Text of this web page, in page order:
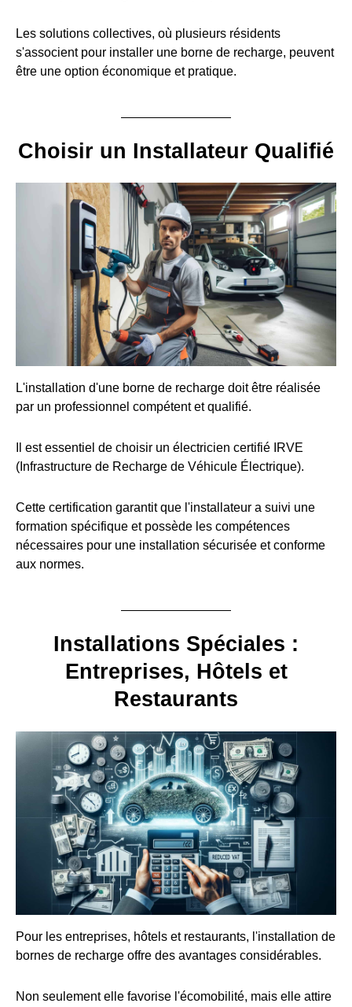
Les solutions collectives, où plusieurs résidents
s'associent pour installer une borne de recharge, peuvent
être une option économique et pratique.
Choisir un Installateur Qualifié
L'installation d'une borne de recharge doit être réalisée
par un professionnel compétent et qualifié.
Il est essentiel de choisir un électricien certifié IRVE
(Infrastructure de Recharge de Véhicule Électrique).
Cette certification garantit que l'installateur a suivi une
formation spécifique et possède les compétences
nécessaires pour une installation sécurisée et conforme
aux normes.
Installations Spéciales :
Entreprises, Hôtels et
Restaurants
Pour les entreprises, hôtels et restaurants, l'installation de
bornes de recharge offre des avantages considérables.
Non seulement elle favorise l'écomobilité, mais elle attire